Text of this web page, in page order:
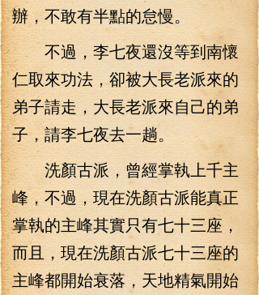
辦，不敢有半點的怠慢。
不過，李七夜還沒等到南懷
仁取來功法，卻被大長老派來的
弟子請走，大長老派來自己的弟
子，請李七夜去一趟。
洗顏古派，曾經掌執上千主
峰，不過，現在洗顏古派能真正
掌執的主峰其實只有七十三座，
而且，現在洗顏古派七十三座的
主峰都開始衰落，天地精氣開始